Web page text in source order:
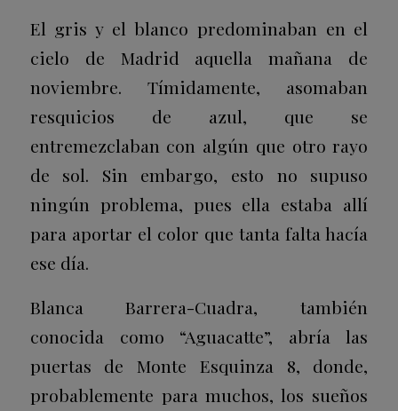
El gris y el blanco predominaban en el
cielo de Madrid aquella mañana de
noviembre. Tímidamente, asomaban
resquicios de azul, que se
entremezclaban con algún que otro rayo
de sol. Sin embargo, esto no supuso
ningún problema, pues ella estaba allí
para aportar el color que tanta falta hacía
ese día.
Blanca Barrera-Cuadra, también
conocida como “Aguacatte”, abría las
puertas de Monte Esquinza 8, donde,
probablemente para muchos, los sueños